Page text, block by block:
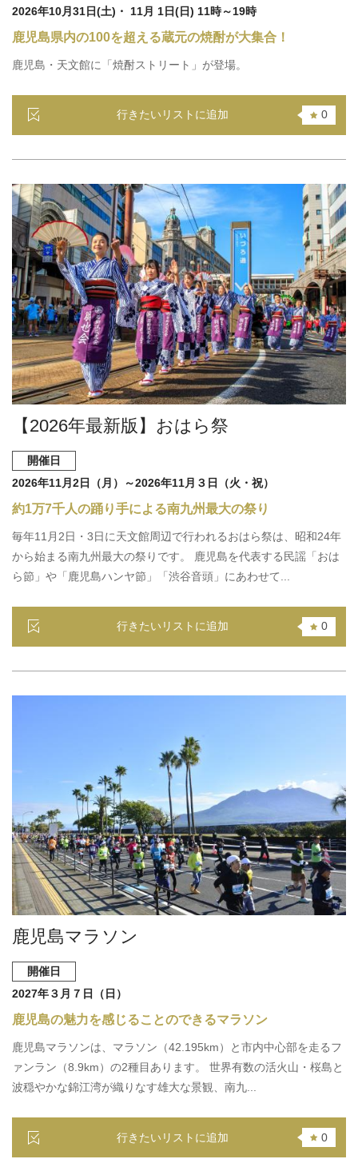
2026年10月31日(土)・ 11月 1日(日) 11時～19時
鹿児島県内の100を超える蔵元の焼酎が大集合！
鹿児島・天文館に「焼酎ストリート」が登場。
行きたいリストに追加 0
【2026年最新版】おはら祭
開催日
2026年11月2日（月）～2026年11月３日（火・祝）
約1万7千人の踊り手による南九州最大の祭り
毎年11月2日・3日に天文館周辺で行われるおはら祭は、昭和24年
から始まる南九州最大の祭りです。 鹿児島を代表する民謡「おは
ら節」や「鹿児島ハンヤ節」「渋谷音頭」にあわせて...
行きたいリストに追加 0
鹿児島マラソン
開催日
2027年３月７日（日）
鹿児島の魅力を感じることのできるマラソン
鹿児島マラソンは、マラソン（42.195km）と市内中心部を走るフ
ァンラン（8.9km）の2種目あります。 世界有数の活火山・桜島と
波穏やかな錦江湾が織りなす雄大な景観、南九...
行きたいリストに追加 0